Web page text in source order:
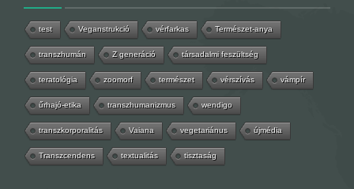
test Veganstrukció vérfarkas Természet-anya
transzhumán Z generáció társadalmi feszültség
teratológia zoomorf természet vérszívás vámpír
űrhajó-etika transzhumanizmus wendigo
transzkorporalitás Vaiana vegetariánus újmédia
Transzcendens textualitás tisztaság